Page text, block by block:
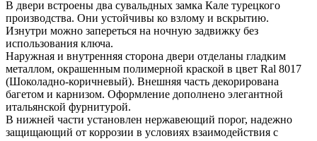
В двери встроены два сувальдных замка Кале турецкого
производства. Они устойчивы ко взлому и вскрытию.
Изнутри можно запереться на ночную задвижку без
использования ключа.
Наружная и внутренняя сторона двери отделаны гладким
металлом, окрашенным полимерной краской в цвет Ral 8017
(Шоколадно-коричневый). Внешняя часть декорирована
багетом и карнизом. Оформление дополнено элегантной
итальянской фурнитурой.
В нижней части установлен нержавеющий порог, надежно
защищающий от коррозии в условиях взаимодействия с